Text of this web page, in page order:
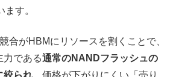
す。
競合がHBMにリソースを割くことで、
力である通常のNANDフラッシュの
絞られ 、価格が下がりにくい「売り